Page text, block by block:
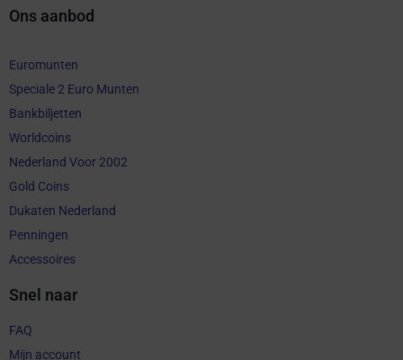
Ons aanbod
Euromunten
Speciale 2 Euro Munten
Bankbiljetten
Worldcoins
Nederland Voor 2002
Gold Coins
Dukaten Nederland
Penningen
Accessoires
Snel naar
FAQ
Mijn account